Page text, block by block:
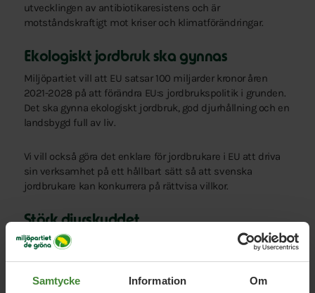
Samtycke Information Om
utvecklingen av antibiotikaresistens och är
motståndskraftigt mot kriser och klimatförändringar.
Ekologiskt jordbruk ska gynnas
Miljöpartiet vill att EU satsar 100 miljarder kronor åren
2021-2028 på att förändra EU:s jordbrukspolitik i grunden.
Det ska gynna ekologiskt jordbruk, god djurhållning och en
landsbygd full av liv.
Vi vill också göra det enklare för jordbrukare i EU att driva
sin verksamhet på ett hållbart sätt så att svenska
jordbrukare kan konkurrera på rättvisa villkor.
Stärk djurskyddet
Miljöpartiet kräver också att minimikraven på hur djur får
antibiotikaresistens, eftersom färre djur behöver